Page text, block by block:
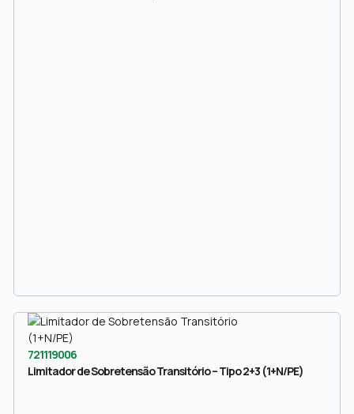
721119006
Limitador de Sobretensão Transitório – Tipo 2+3 (1+N/PE)